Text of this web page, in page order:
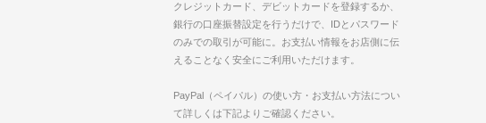
クレジットカード、デビットカードを登録するか、
銀行の口座振替設定を行うだけで、IDとパスワード
のみでの取引が可能に。お支払い情報をお店側に伝
えることなく安全にご利用いただけます。
PayPal（ペイパル）の使い方・お支払い方法につい
て詳しくは下記よりご確認ください。